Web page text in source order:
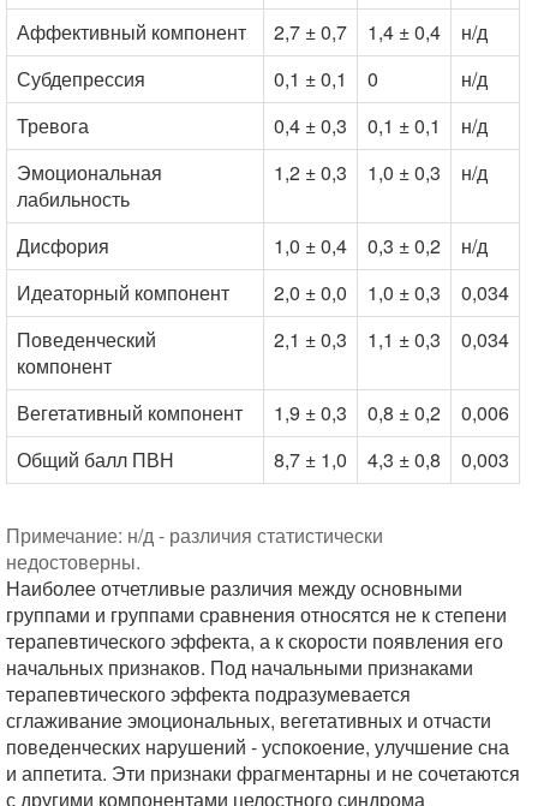
Аффективный компонент 2,7 ± 0,7 1,4 ± 0,4
н/д
Субдепрессия
0,1 ± 0,1 0
н/д
Тревога
0,4 ± 0,3 0,1 ± 0,1
н/д
Эмоциональная
лабильность
1,2 ± 0,3 1,0 ± 0,3 н/д
Дисфория 1,0 ± 0,4 0,3 ± 0,2
н/д
Идеаторный компонент
2,0 ± 0,0 1,0 ± 0,3
0,034
Поведенческий
компонент
2,1 ± 0,3 1,1 ± 0,3 0,034
Вегетативный компонент 1,9 ± 0,3 0,8 ± 0,2
0,006
Общий балл ПВН
8,7 ± 1,0 4,3 ± 0,8 0,003
Примечание: н/д - различия статистически
недостоверны.
Наиболее отчетливые различия между основными
группами и группами сравнения относятся не к степени
терапевтического эффекта, а к скорости появления его
начальных признаков. Под начальными признаками
терапевтического эффекта подразумевается
сглаживание эмоциональных, вегетативных и отчасти
поведенческих нарушений - успокоение, улучшение сна
и аппетита. Эти признаки фрагментарны и не сочетаются
с другими компонентами целостного синдрома